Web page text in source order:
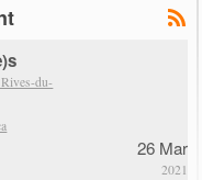
du-
26 Mar
2021